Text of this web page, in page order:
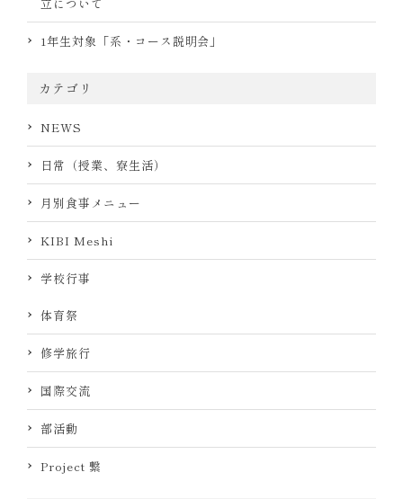
1年生対象「系・コース説明会」
カテゴリ
NEWS
日常（授業、寮生活）
月別食事メニュー
KIBI Meshi
学校行事
体育祭
修学旅行
国際交流
部活動
Project 繋